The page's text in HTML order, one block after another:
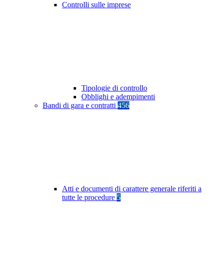
Controlli sulle imprese
Tipologie di controllo
Obblighi e adempimenti
Bandi di gara e contratti 456
Atti e documenti di carattere generale riferiti a
tutte le procedure 5